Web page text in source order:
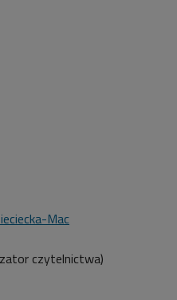
Mac
czytelnictwa)